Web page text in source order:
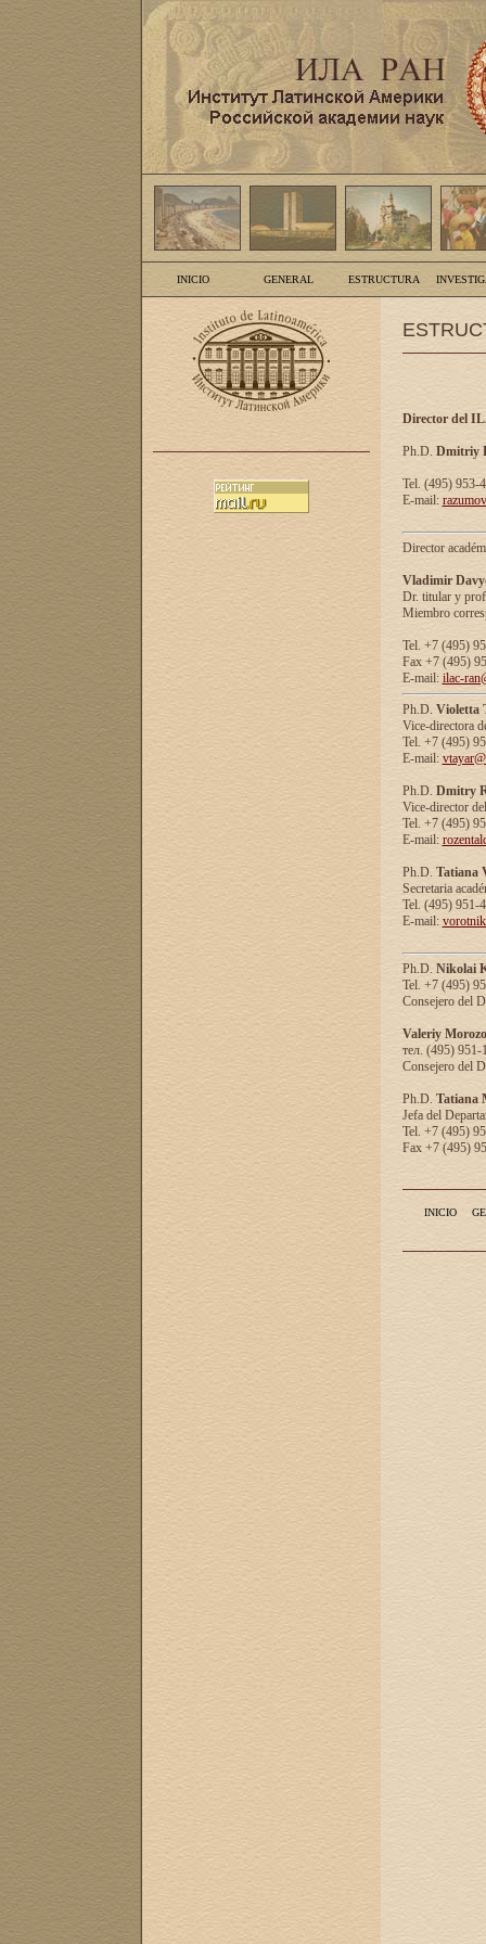
INICIO GENERAL ESTRUCTURA
Director del
Ph.D. Dmitriy
Tel. (495) 953-
E-mail:
Director
Vladimir
Dr. titular y
Miembro
Tel. +7 (495)
Fax +7 (495)
E-mail: ilac-
Ph.D. Violetta
Vice-directora
Tel. +7 (495)
E-mail:
Ph.D. Dmitry
Vice-director
Tel. +7 (495)
E-mail:
Ph.D. Tatiana
Secretaria
Tel. (495) 951-
E-mail:
Ph.D. Nikolai
Tel. +7 (495)
Consejero del
Valeriy
тел. (495) 951-
Consejero del
Ph.D. Tatiana
Jefa del
Tel. +7 (495)
Fax +7 (495)
INICIO